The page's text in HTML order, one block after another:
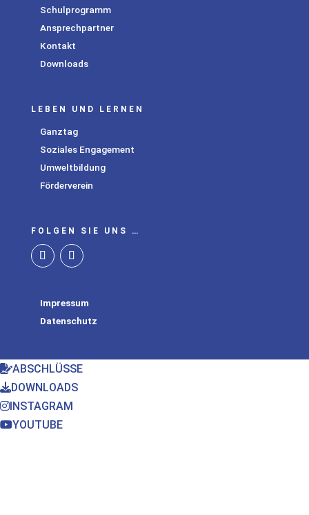
Schulprogramm
Ansprechpartner
Kontakt
Downloads
LEBEN UND LERNEN
Ganztag
Soziales Engagement
Umweltbildung
Förderverein
FOLGEN SIE UNS …
Impressum
Datenschutz
ABSCHLÜSSE
DOWNLOADS
INSTAGRAM
YOUTUBE